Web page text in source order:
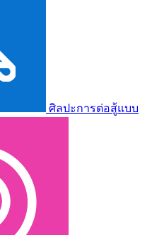
ศิลปะการต่อสู้แบบ